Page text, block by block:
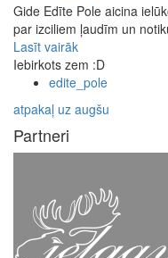
Gide Edīte Pole aicina
par izciliem ļaudīm un
Lasīt vairāk
Iebirkots zem :D
edite_pole
atpakaļ uz augšu
Partneri